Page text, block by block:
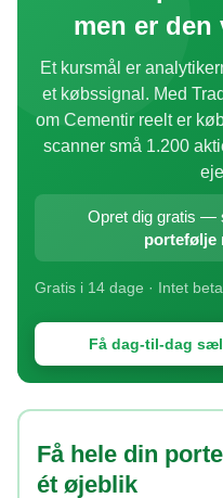
men er
Et kursmål er
et købssignal. Med
om Cementir reelt er
scanner små 1.200
Opret dig gratis —
portefølje
Gratis i 14 dage · Intet
Få dag-til-dag
Få hele din
ét øjeblik